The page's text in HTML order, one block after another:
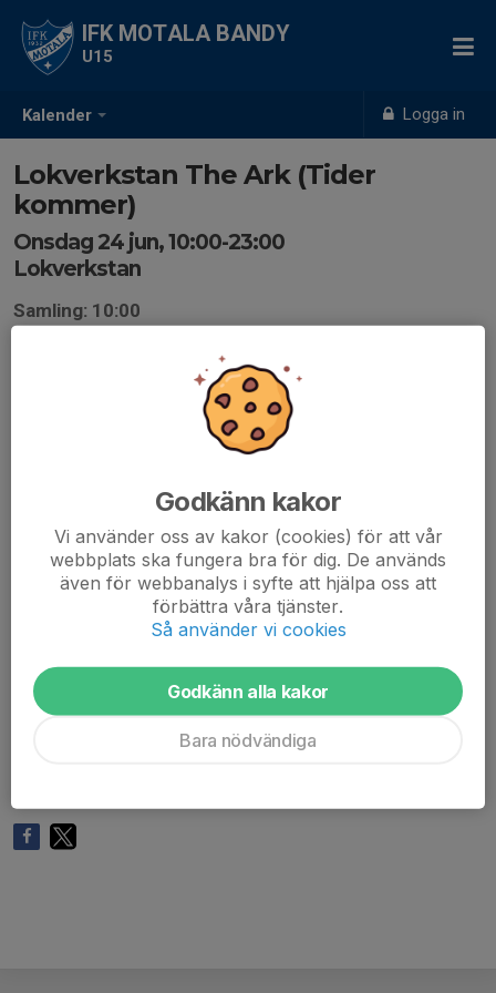
Kalender Logga in
IFK MOTALA BANDY
U15
Lokverkstan The Ark (Tider
kommer)
Onsdag 24 jun, 10:00-23:00
Lokverkstan
Samling: 10:00
Första konserten i Lokverkstan är The Ark.
UPPDATERAT 260615 efter möte med Play‼️
Nu behövs ingen inlastning denna gång.
Däremot 4 persoenr vid konsert och 8 personer vid
Vi ska bemanna följande:
Pass 1 = Konsert 4 personer samling 16:45
Pass 2 = Utlast = 8 personer ca 23:00-01:00
Kommentera vilket pass du har möjlighet att hjälpa till.
till. Försök fråga nära och kär i så fall🙏
Tänk på att kvällen är lång, man får ingen mat eller
Godkänn kakor
Vi använder oss av kakor (cookies) för att vår
webbplats ska fungera bra för dig. De används
även för webbanalys i syfte att hjälpa oss att
förbättra våra tjänster.
Så använder vi cookies
Godkänn alla kakor
Bara nödvändiga